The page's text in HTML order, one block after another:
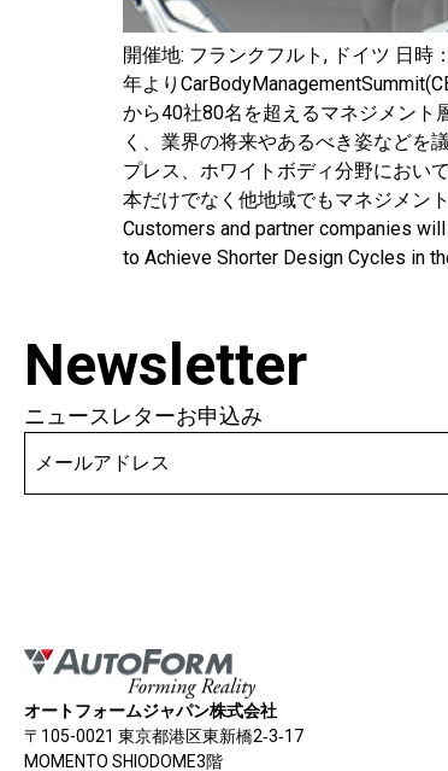
開催地: フランクフルト, ドイツ 日
年より
から40社80名を超えるマネジメント
く、業界の将来やあるべき姿などを
プレス、ホワイトボディ分野におい
本だけでなく他地域でもマネジメン
Customers and partner companies
to Achieve Shorter Design Cycles in
Newsletter
ニュースレターお申込み
オートフォームジャパン株式会社
〒105-0021 東京都港区東新橋2‐3‐17
MOMENTO SHIODOME3階